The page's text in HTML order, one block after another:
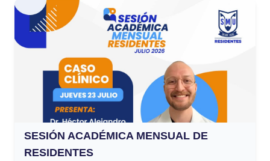
SESIÓN ACADÉMICA MENSUAL DE
RESIDENTES